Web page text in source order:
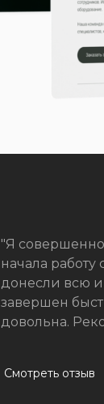
"Я совершенно
начала
донесли всю
завершен
довольна.
Смотреть отзыв